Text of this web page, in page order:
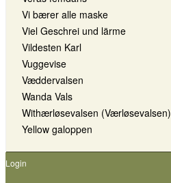
Vi bærer alle maske
Viel Geschrei und lärme
Vildesten Karl
Vuggevise
Væddervalsen
Wanda Vals
Withærløsevalsen (Værløsevalsen)
Yellow galoppen
Login